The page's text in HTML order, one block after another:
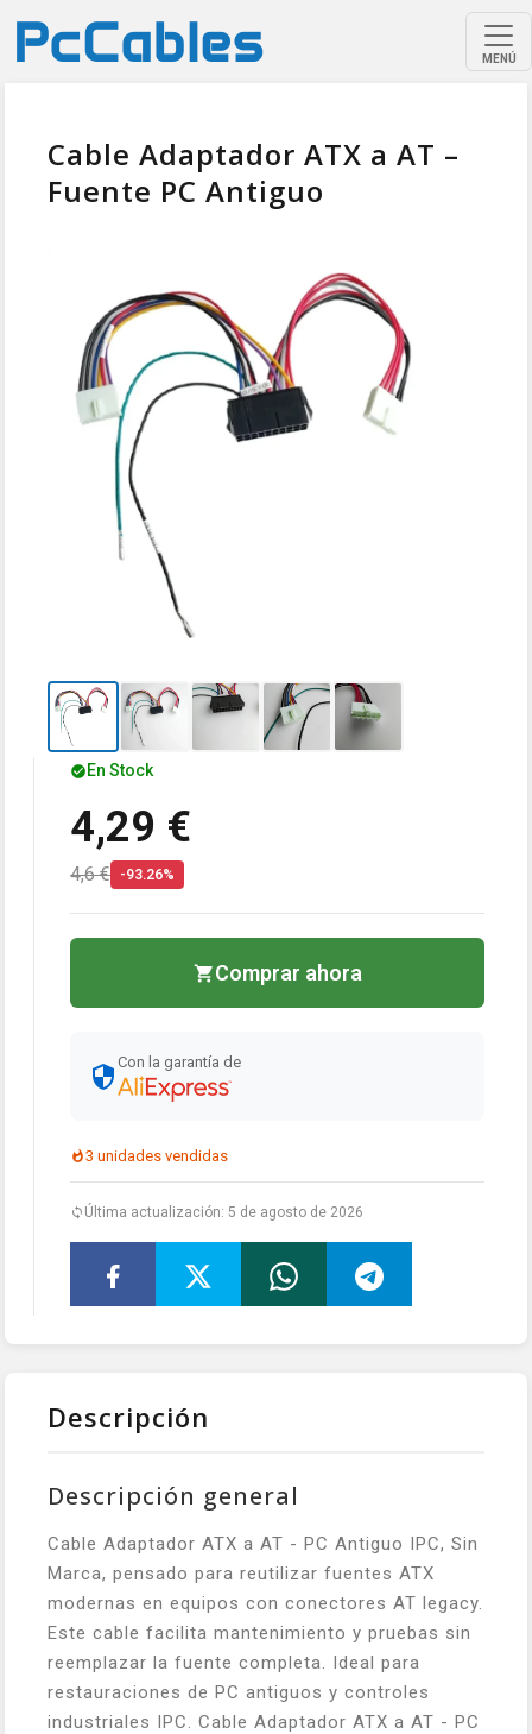
MENÚ
Cable Adaptador ATX a AT –
Fuente PC Antiguo
En Stock
4,29 €
4,6 € -93.26%
Comprar ahora
Con la garantía de
3 unidades vendidas
Última actualización: 5 de agosto de 2026
Descripción
Descripción general
Cable Adaptador ATX a AT - PC Antiguo IPC, Sin
Marca, pensado para reutilizar fuentes ATX
modernas en equipos con conectores AT legacy.
Este cable facilita mantenimiento y pruebas sin
reemplazar la fuente completa. Ideal para
restauraciones de PC antiguos y controles
industriales IPC. Cable Adaptador ATX a AT - PC